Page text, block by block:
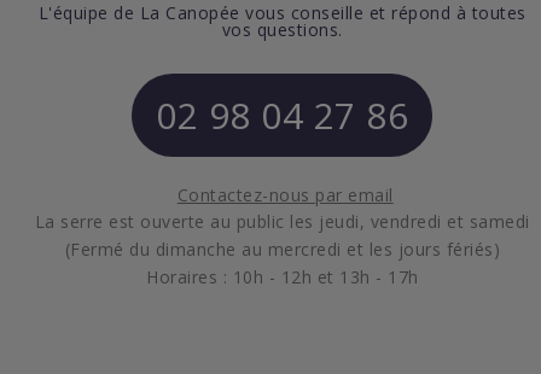
L'équipe de La Canopée vous conseille et répond à toutes
vos questions.
02 98 04 27 86
Contactez-nous par email
La serre est ouverte au public les jeudi, vendredi et samedi
(Fermé du dimanche au mercredi et les jours fériés)
Horaires : 10h - 12h et 13h - 17h